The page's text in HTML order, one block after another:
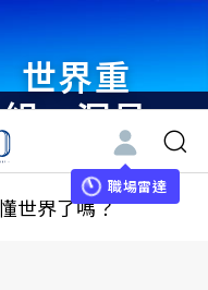
世界重
組・洞見
未來 與
世界領袖
職場雷達
世界了嗎？